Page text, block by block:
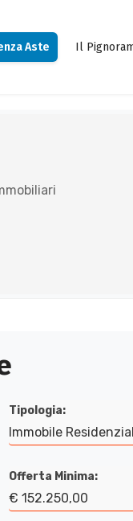
Aste Il
Tipologia:
Immobile
Offerta Minima:
€ 152.250,00